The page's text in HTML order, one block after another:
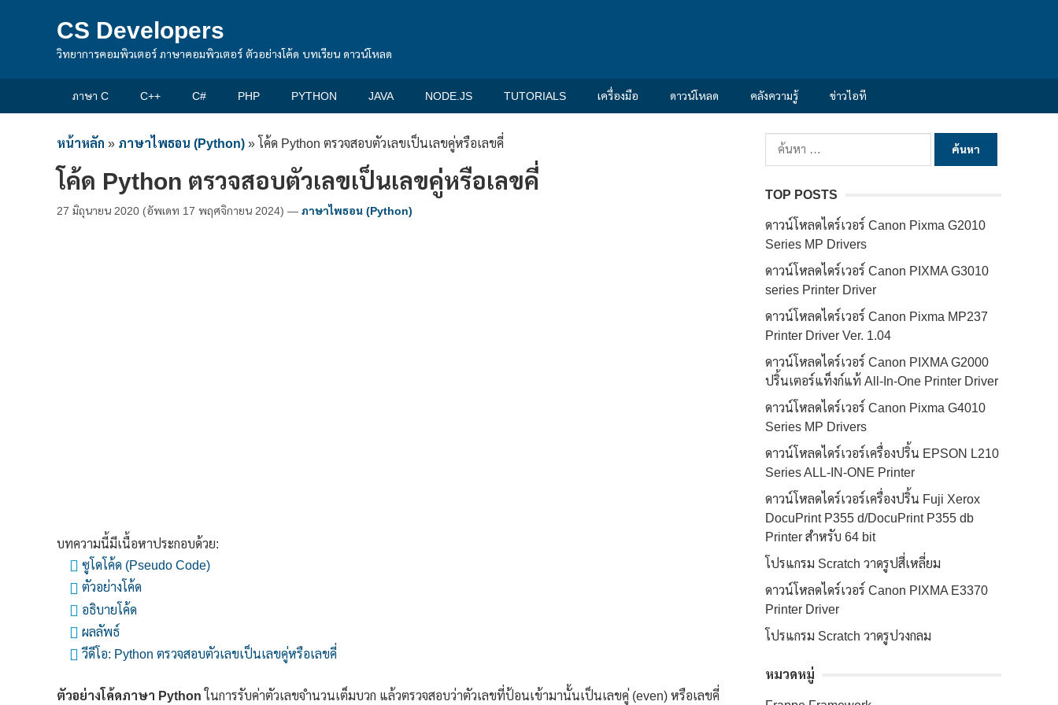
CS Developers
วิทยาการคอมพิวเตอร์ ภาษาคอมพิวเตอร์ ตัวอย่างโค้ด บทเรียน ดาวน์โหลด
ภาษา C C++ C# PHP PYTHON JAVA NODE.JS TUTORIALS เครื่องมือ ดาวน์โหลด คลังความรู้ ข่าวไอที
หน้าหลัก » ภาษาไพธอน (Python) » โค้ด Python ตรวจสอบตัวเลขเป็นเลขคู่หรือเลขคี่
โค้ด Python ตรวจสอบตัวเลขเป็นเลขคู่หรือเลขคี่
27 มิถุนายน 2020 (อัพเดท 17 พฤศจิกายน 2024) — ภาษาไพธอน (Python)
บทความนี้มีเนื้อหาประกอบด้วย:
ซูโดโค้ด (Pseudo Code)
ตัวอย่างโค้ด
อธิบายโค้ด
ผลลัพธ์
วีดีโอ: Python ตรวจสอบตัวเลขเป็นเลขคู่หรือเลขคี่
ตัวอย่างโค้ดภาษา Python ในการรับค่าตัวเลขจำนวนเต็มบวก แล้วตรวจสอบว่าตัวเลขที่ป้อนเข้ามานั้นเป็นเลขคู่ (even) หรือเลขคี่
ค้นหา
สำหรับ:
TOP POSTS
ดาวน์โหลดไดร์เวอร์ Canon Pixma G2010
Series MP Drivers
ดาวน์โหลดไดร์เวอร์ Canon PIXMA G3010
series Printer Driver
ดาวน์โหลดไดร์เวอร์ Canon Pixma MP237
Printer Driver Ver. 1.04
ดาวน์โหลดไดร์เวอร์ Canon PIXMA G2000
ปริ้นเตอร์แท็งก์แท้ All-In-One Printer Driver
ดาวน์โหลดไดร์เวอร์ Canon Pixma G4010
Series MP Drivers
ดาวน์โหลดไดร์เวอร์เครื่องปริ้น EPSON L210
Series ALL-IN-ONE Printer
ดาวน์โหลดไดร์เวอร์เครื่องปริ้น Fuji Xerox
DocuPrint P355 d/DocuPrint P355 db
Printer สำหรับ 64 bit
โปรแกรม Scratch วาดรูปสี่เหลี่ยม
ดาวน์โหลดไดร์เวอร์ Canon PIXMA E3370
Printer Driver
โปรแกรม Scratch วาดรูปวงกลม
หมวดหมู่